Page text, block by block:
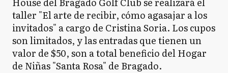
taller "El arte de recibir, cómo agasajar a los
invitados" a cargo de Cristina Soria. Los cupos
son limitados, y las entradas que tienen un
valor de $50, son a total beneficio del Hogar
de Niñas "Santa Rosa" de Bragado.